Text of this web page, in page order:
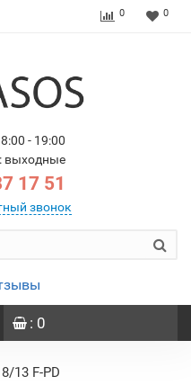
0 0
- 19:00
выходные
17 51
звонок
: 0
13 F-PD